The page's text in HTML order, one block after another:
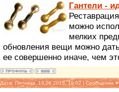
Гантели -
можно
мелких
обновления вещи можно
ее совершенно иначе, чем
Дата: Пятница, 19.06.2015, 19:02 | Сообщение